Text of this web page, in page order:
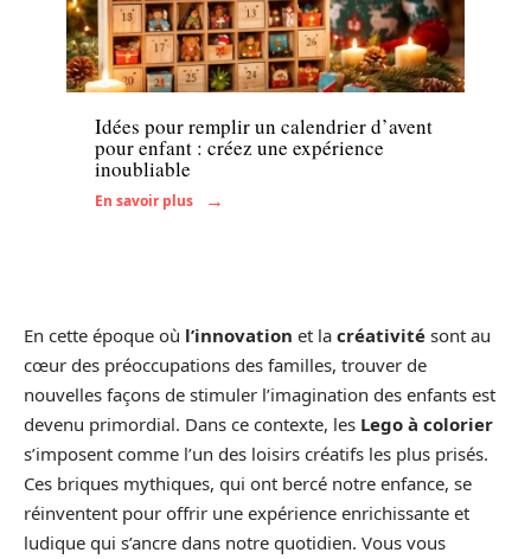
Enfant
Idées pour remplir un calendrier d’avent
pour enfant : créez une expérience
inoubliable
En savoir plus
En cette époque où l’innovation et la créativité sont au
cœur des préoccupations des familles, trouver de
nouvelles façons de stimuler l’imagination des enfants est
devenu primordial. Dans ce contexte, les Lego à colorier
s’imposent comme l’un des loisirs créatifs les plus prisés.
Ces briques mythiques, qui ont bercé notre enfance, se
réinventent pour offrir une expérience enrichissante et
ludique qui s’ancre dans notre quotidien. Vous vous